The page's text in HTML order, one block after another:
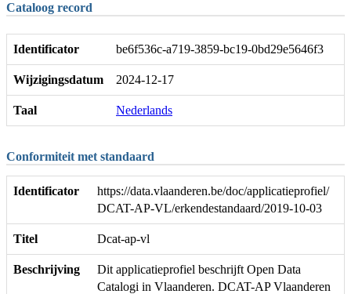
Cataloog record
Identificator be6f536c-a719-3859-bc19-0bd29e5646f3
Wijzigingsdatum 2024-12-17
Taal Nederlands
Conformiteit met standaard
Identificator
https://data.vlaanderen.be/doc/applicatieprofiel/
DCAT-AP-VL/erkendestandaard/2019-10-03
Titel Dcat-ap-vl
Beschrijving
Dit applicatieprofiel beschrijft Open Data
Catalogi in Vlaanderen. DCAT-AP Vlaanderen